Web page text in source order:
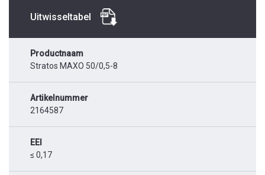
Uitwisseltabel
Productnaam
Stratos MAXO 50/0,5-8
Artikelnummer
2164587
EEI
≤ 0,17